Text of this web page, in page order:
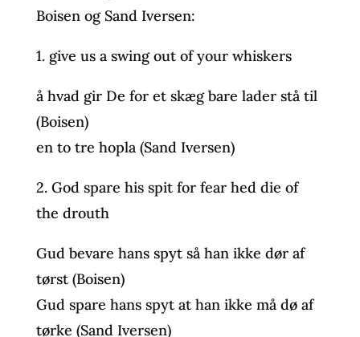
Boisen og Sand Iversen:
1. give us a swing out of your whiskers
å hvad gir De for et skæg bare lader stå til
(Boisen)
en to tre hopla (Sand Iversen)
2. God spare his spit for fear hed die of
the drouth
Gud bevare hans spyt så han ikke dør af
tørst (Boisen)
Gud spare hans spyt at han ikke må dø af
tørke (Sand Iversen)